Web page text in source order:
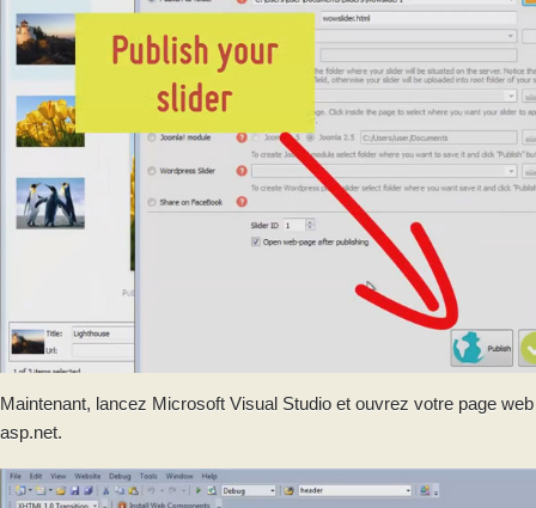
Maintenant, lancez Microsoft Visual Studio et ouvrez votre page web
asp.net.